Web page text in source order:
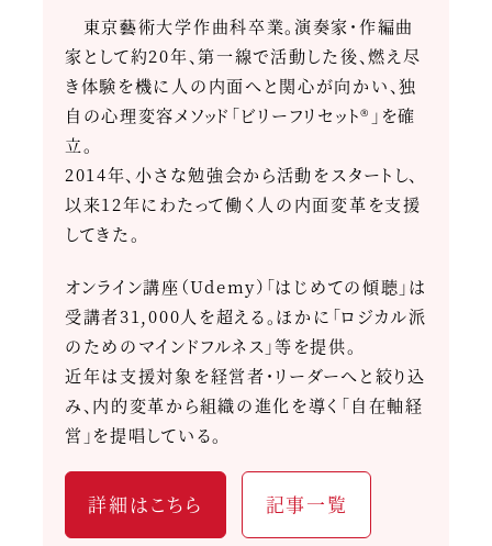
東京藝術大学作曲科卒業。演奏家・作編曲
家として約20年、第一線で活動した後、燃え尽
き体験を機に人の内面へと関心が向かい、独
自の心理変容メソッド「ビリーフリセット®」を確
立。
2014年、小さな勉強会から活動をスタートし、
以来12年にわたって働く人の内面変革を支援
してきた。
オンライン講座（Udemy）「はじめての傾聴」は
受講者31,000人を超える。ほかに「ロジカル派
のためのマインドフルネス」等を提供。
近年は支援対象を経営者・リーダーへと絞り込
み、内的変革から組織の進化を導く「自在軸経
営」を提唱している。
詳細はこちら 記事一覧